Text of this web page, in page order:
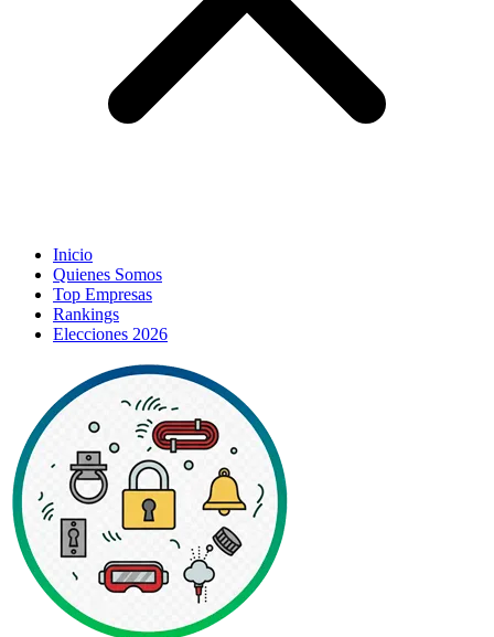
Inicio
Quienes Somos
Top Empresas
Rankings
Elecciones 2026